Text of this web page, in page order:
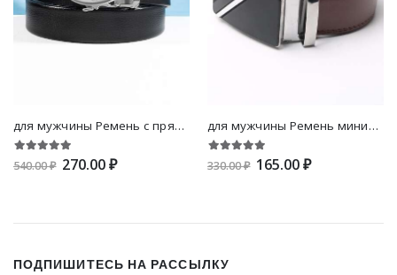
для мужчины Ремень с пряжкой животный
540.00 ₽ 270.00 ₽
для мужчины Ремень минималистичный
330.00 ₽ 165.00 ₽
ПОДПИШИТЕСЬ НА РАССЫЛКУ